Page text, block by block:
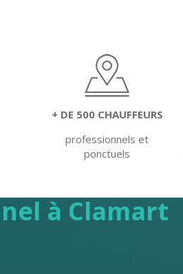
+ DE 500 CHAUFFEURS
professionnels et
ponctuels
à Clamart